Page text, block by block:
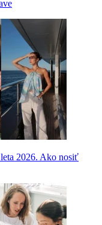
2026. Ako nosiť